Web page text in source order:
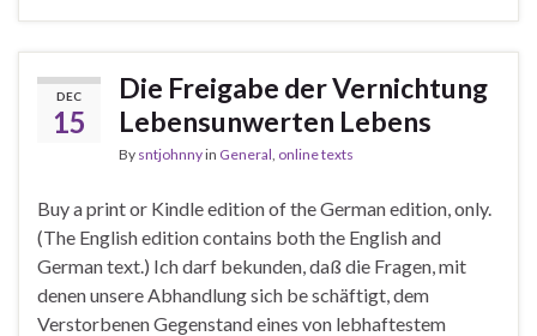
DEC
15
Die Freigabe der Vernichtung
Lebensunwerten Lebens
By sntjohnnyin General online texts
Buy a print or Kindle edition of the German edition, only.
(The English edition contains both the English and
German text.) Ich darf bekunden, daß die Fragen, mit
denen unsere Abhandlung sich be schäftigt, dem
Verstorbenen Gegenstand eines von lebhaftestem